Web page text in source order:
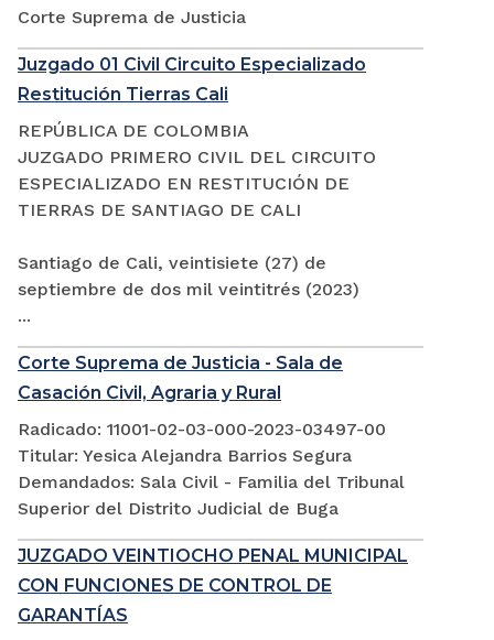
Corte Suprema de Justicia
Juzgado 01 Civil Circuito Especializado
Restitución Tierras Cali
REPÚBLICA DE COLOMBIA
JUZGADO PRIMERO CIVIL DEL CIRCUITO
ESPECIALIZADO EN RESTITUCIÓN DE
TIERRAS DE SANTIAGO DE CALI
Santiago de Cali, veintisiete (27) de
septiembre de dos mil veintitrés (2023)
...
Corte Suprema de Justicia - Sala de
Casación Civil, Agraria y Rural
Radicado: 11001-02-03-000-2023-03497-00
Titular: Yesica Alejandra Barrios Segura
Demandados: Sala Civil - Familia del Tribunal
Superior del Distrito Judicial de Buga
JUZGADO VEINTIOCHO PENAL MUNICIPAL
CON FUNCIONES DE CONTROL DE
GARANTÍAS